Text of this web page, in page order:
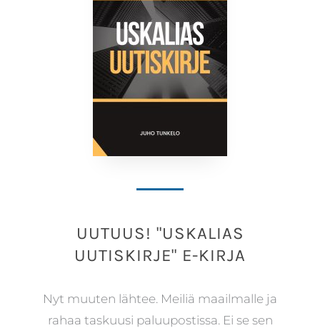
UUTUUS! "USKALIAS
UUTISKIRJE" E-KIRJA
Nyt muuten lähtee. Meiliä maailmalle ja
rahaa taskuusi paluupostissa. Ei se sen